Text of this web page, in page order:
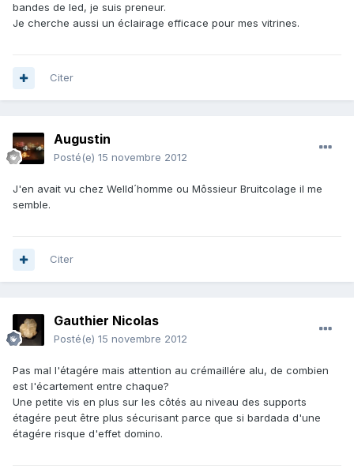
bandes de led, je suis preneur.
Je cherche aussi un éclairage efficace pour mes vitrines.
Citer
Augustin
Posté(e) 15 novembre 2012
J'en avait vu chez Welld´homme ou Môssieur Bruitcolage il me
semble.
Citer
Gauthier Nicolas
Posté(e) 15 novembre 2012
Pas mal l'étagére mais attention au crémaillére alu, de combien
est l'écartement entre chaque?
Une petite vis en plus sur les côtés au niveau des supports
étagére peut être plus sécurisant parce que si bardada d'une
étagére risque d'effet domino.